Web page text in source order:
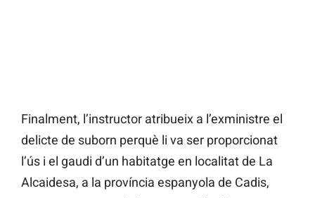
Finalment, l’instructor atribueix a l’exministre el
delicte de suborn perquè li va ser proporcionat
l’ús i el gaudi d’un habitatge en localitat de La
Alcaidesa, a la província espanyola de Cadis,